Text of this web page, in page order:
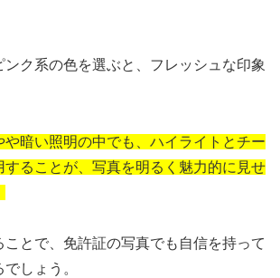
ンク系の色を選ぶと、フレッシュな印象
や暗い照明の中でも、ハイライトとチー
することが、写真を明るく魅力的に見せ
ことで、免許証の写真でも自信を持って
しょう。